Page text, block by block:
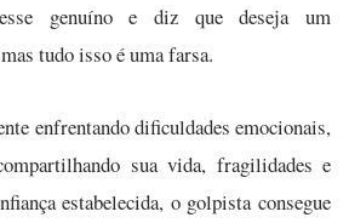
genuíno e diz que deseja um
tudo isso é uma farsa.
enfrentando dificuldades emocionais,
sua vida, fragilidades e
estabelecida, o golpista consegue